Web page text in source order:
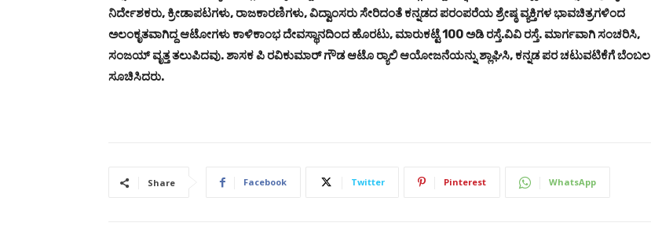
ನಿರ್ದೇಶಕರು, ಕ್ರೀಡಾಪಟಗಳು, ರಾಜಕಾರಣಿಗಳು, ವಿದ್ವಾಂಸರು ಸೇರಿದಂತೆ ಕನ್ನಡದ ಪರಂಪರೆಯ ಶ್ರೇಷ್ಠ ವ್ಯಕ್ತಿಗಳ ಭಾವಚಿತ್ರಗಳಿಂದ
ಅಲಂಕೃತವಾಗಿದ್ದ ಆಟೋಗಳು ಕಾಳಿಕಾಂಭ ದೇವಸ್ಥಾನದಿಂದ ಹೊರಟು, ಮಾರುಕಟ್ಟೆ 100 ಅಡಿ ರಸ್ತೆ.ವಿವಿ ರಸ್ತೆ. ಮಾರ್ಗವಾಗಿ ಸಂಚರಿಸಿ,
ಸಂಜಯ್ ವೃತ್ತ ತಲುಪಿದವು. ಶಾಸಕ ಪಿ ರವಿಕುಮಾರ್ ಗೌಡ ಆಟೊ ರ್‍ಯಾಲಿ ಆಯೋಜನೆಯನ್ನು ಶ್ಲಾಘಿಸಿ, ಕನ್ನಡ ಪರ ಚಟುವಟಿಕೆಗೆ ಬೆಂಬಲ
ಸೂಚಿಸಿದರು.
Share Facebook Twitter Pinterest WhatsApp